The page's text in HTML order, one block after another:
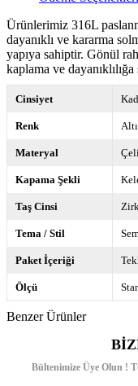
Ürünlerimiz 316L
dayanıklı ve kararma
yapıya sahiptir. Gönül
kaplama ve
Cinsiyet
Renk
Materyal
Kapama Şekli
Taş Cinsi
Tema / Stil
Paket İçeriği
Ölçü
Benzer Ürünler
Bültenimize Üye Olun !